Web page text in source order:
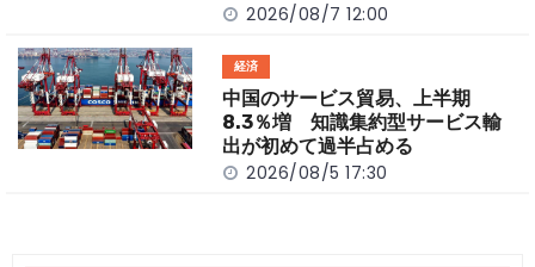
2026/08/7 12:00
経済
中国のサービス貿易、上半期
8.3％増 知識集約型サービス輸
出が初めて過半占める
2026/08/5 17:30